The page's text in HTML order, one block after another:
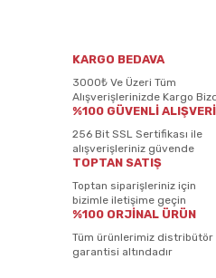
KARGO BEDAVA
3000₺ Ve Üzeri Tüm
Alışverişlerinizde Kargo
%100 GÜVENLİ
256 Bit SSL Sertifikası ile
alışverişleriniz güvende
TOPTAN SATIŞ
Toptan siparişleriniz için
bizimle iletişime geçin
%100 ORJİNAL ÜRÜN
Tüm ürünlerimiz distribütör
garantisi altındadır